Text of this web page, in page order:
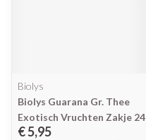
Biolys
Biolys Guarana Gr. Thee
Exotisch Vruchten Zakje 24
€ 5,95